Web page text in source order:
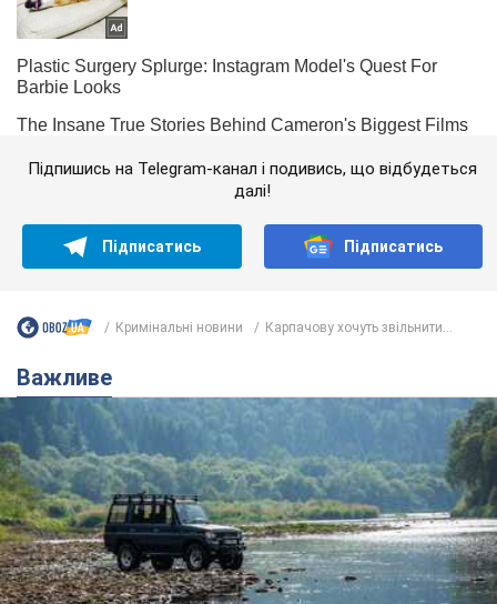
Підпишись на Telegram-канал і подивись, що відбудеться
далі!
Підписатись Підписатись
Кримінальні новини Карпачову хочуть звільнити...
Важливе